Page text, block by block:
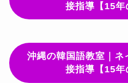
接指導【15年
沖縄の韓国語教室｜ネ
接指導【15年